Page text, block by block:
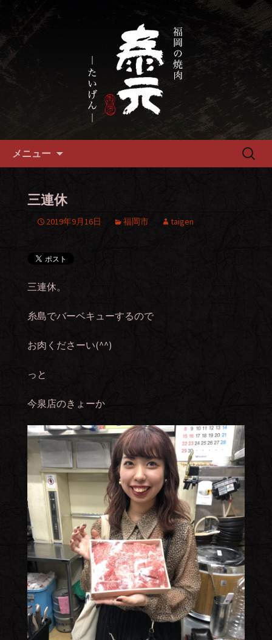
福岡市、畜産農家直送の厳選黒
毛和牛を愉しめる焼肉店
畜産農家直送の厳選肉が自慢の福岡市
の焼肉『泰元』
メニュー
検
三連休
2019年9月16日 福岡市 taigen
三連休。
糸島でバーベキューするので
お肉くださーい(^^)
っと
今泉店のきょーか